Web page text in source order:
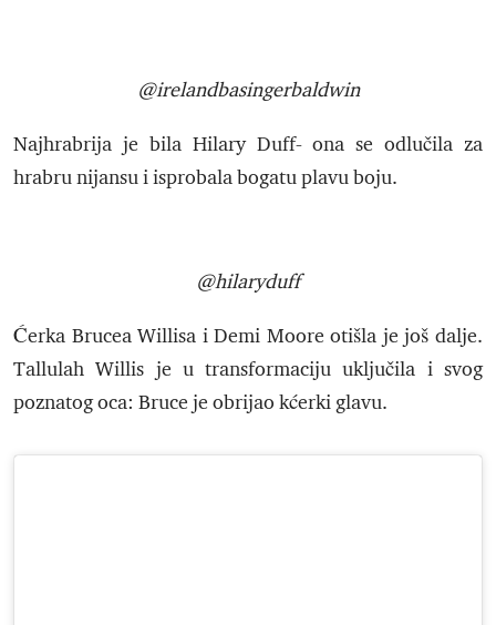
@irelandbasingerbaldwin
Najhrabrija je bila Hilary Duff- ona se odlučila za
hrabru nijansu i isprobala bogatu plavu boju.
@hilaryduff
Ćerka Brucea Willisa i Demi Moore otišla je još dalje.
Tallulah Willis je u transformaciju uključila i svog
poznatog oca: Bruce je obrijao kćerki glavu.